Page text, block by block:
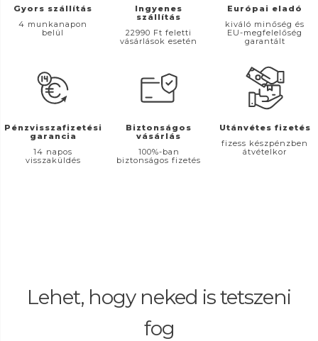
Gyors szállítás
4 munkanapon
belül
Ingyenes
szállítás
22990 Ft feletti
vásárlások esetén
Európai eladó
kiváló minőség és
EU-megfelelőség
garantált
Pénzvisszafizetési
garancia
14 napos
visszaküldés
Biztonságos
vásárlás
100%-ban
biztonságos fizetés
Utánvétes fizetés
fizess készpénzben
átvételkor
Lehet, hogy neked is tetszeni
fog